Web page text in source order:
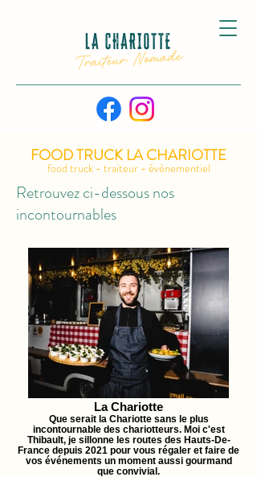
FOOD TRUCK LA CHARIOTTE
food truck - traiteur - évènementiel
Retrouvez ci-dessous nos
incontournables
La Chariotte
Que serait la Chariotte sans le plus
incontournable des chariotteurs. Moi c'est
Thibault, je sillonne les routes des Hauts-De-
France depuis 2021 pour vous régaler et faire de
vos événements un moment aussi gourmand
que convivial.